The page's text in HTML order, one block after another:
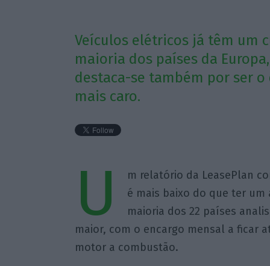
Veículos elétricos já têm um
maioria dos países da
destaca-se também por ser
mais caro.
U
m relatório da LeasePlan
é mais baixo do que ter
maioria dos 22 países
maior, com o encargo mensal a ficar
motor a combustão.